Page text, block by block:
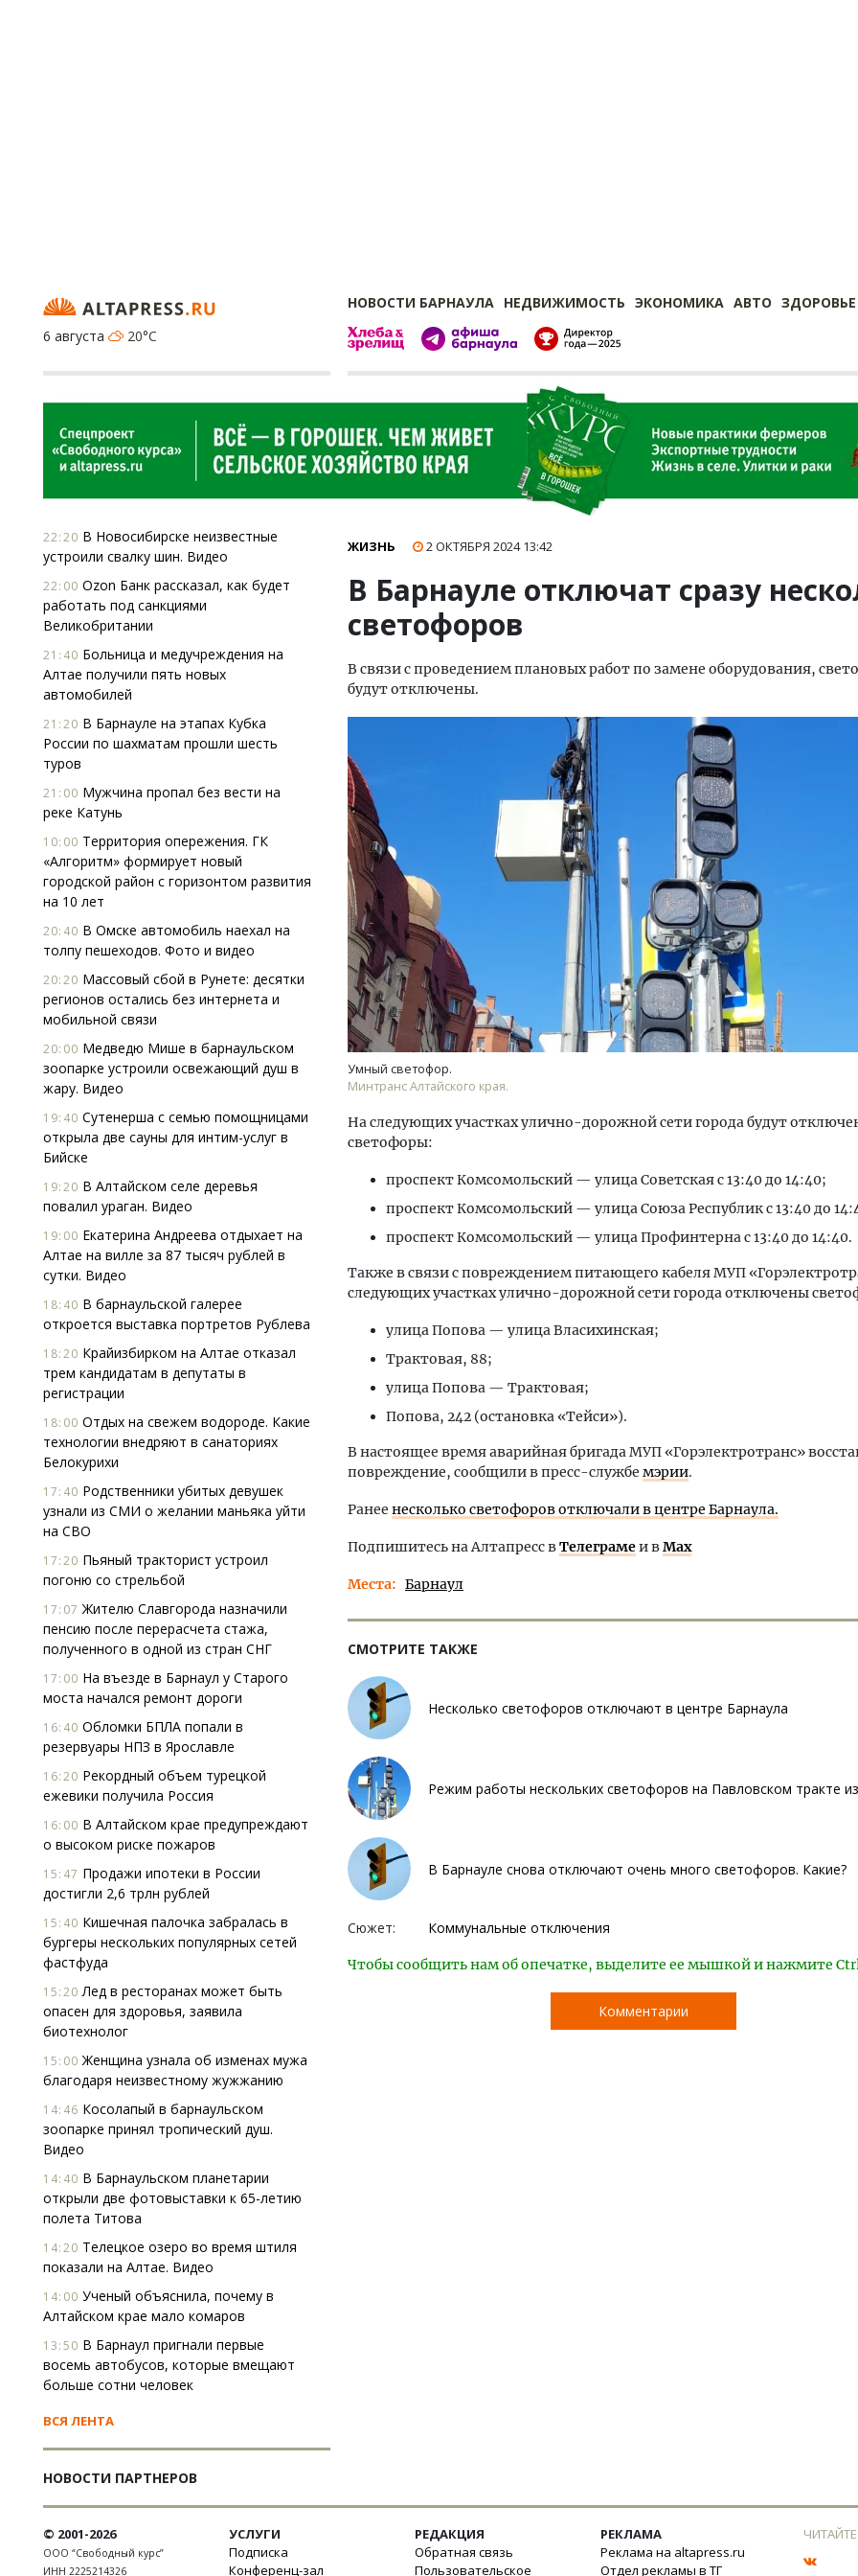
НОВОСТИ БАРНАУЛА НЕДВИЖИМОСТЬ ЭКОНОМИКА АВТО ЗДОРОВЬЕ
6 августа
20°C
22:20 В Новосибирске неизвестные
устроили свалку шин. Видео
22:00 Ozon Банк рассказал, как будет
работать под санкциями
Великобритании
21:40 Больница и медучреждения на
Алтае получили пять новых
автомобилей
21:20 В Барнауле на этапах Кубка
России по шахматам прошли шесть
туров
21:00 Мужчина пропал без вести на
реке Катунь
10:00 Территория опережения. ГК
«Алгоритм» формирует новый
городской район с горизонтом развития
на 10 лет
20:40 В Омске автомобиль наехал на
толпу пешеходов. Фото и видео
20:20 Массовый сбой в Рунете: десятки
регионов остались без интернета и
мобильной связи
20:00 Медведю Мише в барнаульском
зоопарке устроили освежающий душ в
жару. Видео
19:40 Сутенерша с семью помощницами
открыла две сауны для интим-услуг в
Бийске
19:20 В Алтайском селе деревья
повалил ураган. Видео
19:00 Екатерина Андреева отдыхает на
Алтае на вилле за 87 тысяч рублей в
сутки. Видео
18:40 В барнаульской галерее
откроется выставка портретов Рублева
18:20 Крайизбирком на Алтае отказал
трем кандидатам в депутаты в
регистрации
18:00 Отдых на свежем водороде. Какие
технологии внедряют в санаториях
Белокурихи
17:40 Родственники убитых девушек
узнали из СМИ о желании маньяка уйти
на СВО
17:20 Пьяный тракторист устроил
погоню со стрельбой
17:07 Жителю Славгорода назначили
пенсию после перерасчета стажа,
полученного в одной из стран СНГ
17:00 На въезде в Барнаул у Старого
моста начался ремонт дороги
16:40 Обломки БПЛА попали в
резервуары НПЗ в Ярославле
16:20 Рекордный объем турецкой
ежевики получила Россия
16:00 В Алтайском крае предупреждают
о высоком риске пожаров
15:47 Продажи ипотеки в России
достигли 2,6 трлн рублей
15:40 Кишечная палочка забралась в
бургеры нескольких популярных сетей
фастфуда
15:20 Лед в ресторанах может быть
опасен для здоровья, заявила
биотехнолог
15:00 Женщина узнала об изменах мужа
благодаря неизвестному жужжанию
14:46 Косолапый в барнаульском
зоопарке принял тропический душ.
Видео
14:40 В Барнаульском планетарии
открыли две фотовыставки к 65-летию
полета Титова
14:20 Телецкое озеро во время штиля
показали на Алтае. Видео
14:00 Ученый объяснила, почему в
Алтайском крае мало комаров
13:50 В Барнаул пригнали первые
восемь автобусов, которые вмещают
больше сотни человек
ВСЯ ЛЕНТА
НОВОСТИ ПАРТНЕРОВ
ЖИЗНЬ 2 ОКТЯБРЯ 202413:42
В Барнауле отключат сразу
светофоров
В связи с проведением плановых работ по замене оборудования,
будут отключены.
Умный светофор.
Минтранс Алтайского края.
На следующих участках улично-дорожной сети города будут
светофоры:
проспект Комсомольский — улица Советская с 13:40 до 14:40;
проспект Комсомольский — улица Союза Республик с 13:40 до
проспект Комсомольский — улица Профинтерна с 13:40 до 14:40.
Также в связи с повреждением питающего кабеля МУП
следующих участках улично-дорожной сети города отключены
улица Попова — улица Власихинская;
Трактовая, 88;
улица Попова — Трактовая;
Попова, 242 (остановка «Тейси»).
В настоящее время аварийная бригада МУП «Горэлектротранс»
повреждение, сообщили в пресс-службе мэрии.
Ранее несколько светофоров отключали в центре Барнаула.
Подпишитесь на Алтапресс вТелеграмеи вMax
Места Барнаул
СМОТРИТЕ ТАКЖЕ
Несколько светофоров отключают в центре Барнаула
Режим работы нескольких светофоров на Павловском тракте
В Барнауле снова отключают очень много светофоров. Какие?
Сюжет: Коммунальные отключения
Чтобы сообщить нам об опечатке, выделите ее мышкой и нажмите
Комментарии
Архитектурный код начинается с
земли. Мощение крупноформатными
плитами становится новым
стандартом благоустройства
Двухуровневые номера и
Каким будет новый бутик-
© 2001-2026
ООО “Свободный курс”
ИНН 2225214326
УСЛУГИ
Подписка
Конференц-зал
РЕДАКЦИЯ
Обратная связь
Пользовательское
РЕКЛАМА
Реклама на altapress.ru
Отдел рекламы в ТГ